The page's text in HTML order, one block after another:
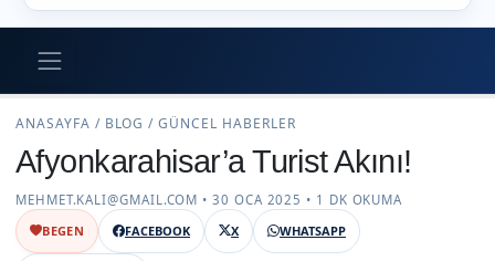
ANASAYFA / BLOG / GÜNCEL HABERLER
Afyonkarahisar’a Turist Akını!
MEHMET.KALI@GMAIL.COM • 30 OCA 2025 • 1 DK OKUMA
BEGEN
FACEBOOK X WHATSAPP